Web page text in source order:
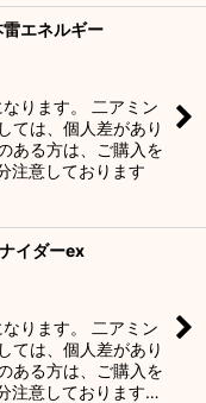
雷エネルギー
ります。 二アミン
ては、個人差があり
ある方は、ご購入を
注意しております
ナイダーex
ります。 二アミン
ては、個人差があり
ある方は、ご購入を
注意しております…